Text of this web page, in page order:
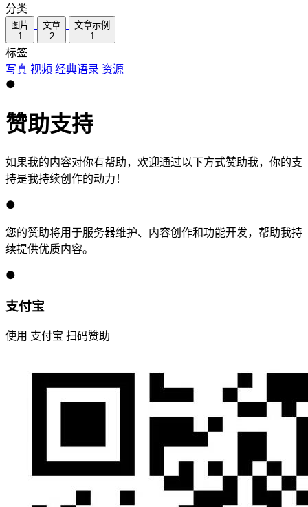
分类
图片
1
文章
2
文章示例
1
标签
写真视频经典语录 资源
●
赞助支持
如果我的内容对你有帮助，欢迎通过以下方式赞助我，你的支
持是我持续创作的动力！
●
您的赞助将用于服务器维护、内容创作和功能开发，帮助我持
续提供优质内容。
●
支付宝
使用 支付宝 扫码赞助